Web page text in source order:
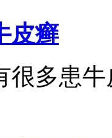
皮癣
很多患